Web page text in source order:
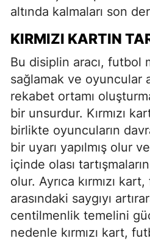
altında kalmaları son
KIRMIZI KARTIN
Bu disiplin aracı, futbol
sağlamak ve oyuncular
rekabet ortamı
bir unsurdur. Kırmızı
birlikte oyuncuların
bir uyarı yapılmış olur
içinde olası
olur. Ayrıca kırmızı
arasındaki saygıyı
centilmenlik temelini
nedenle kırmızı kart,